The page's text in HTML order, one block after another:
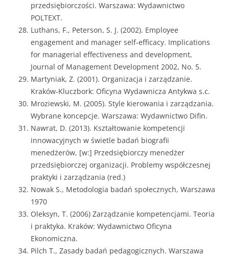
przedsiębiorczości. Warszawa: Wydawnictwo
POLTEXT.
Luthans, F., Peterson, S. J. (2002). Employee
engagement and manager self-efficacy. Implications
for managerial effectiveness and development,
Journal of Management Development 2002, No. 5.
Martyniak, Z. (2001). Organizacja i zarządzanie.
Kraków-Kluczbork: Oficyna Wydawnicza Antykwa s.c.
Mroziewski, M. (2005). Style kierowania i zarządzania.
Wybrane koncepcje. Warszawa: Wydawnictwo Difin.
Nawrat, D. (2013). Kształtowanie kompetencji
innowacyjnych w świetle badań biografii
menedżerów, [w:] Przedsiębiorczy menedżer
przedsiębiorczej organizacji. Problemy współczesnej
praktyki i zarządzania (red.)
Nowak S., Metodologia badań społecznych, Warszawa
1970
Oleksyn, T. (2006) Zarządzanie kompetencjami. Teoria
i praktyka. Kraków: Wydawnictwo Oficyna
Ekonomiczna.
Pilch T., Zasady badań pedagogicznych. Warszawa